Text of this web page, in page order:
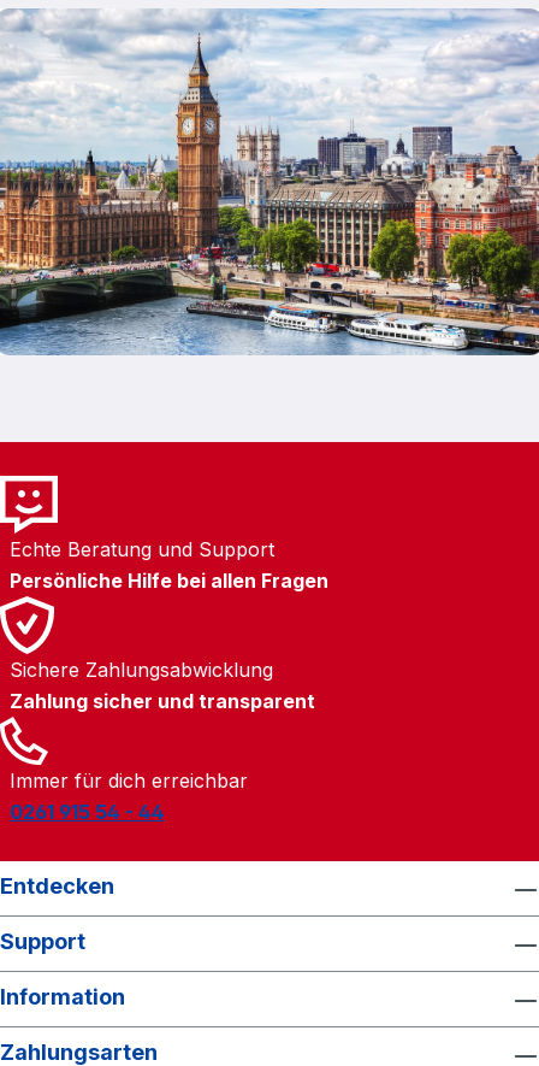
London Eye über Madame Tussauds bis zum
Tower of London. So gestaltest du dein
persönliches London-Programm ganz
individuell. Mit der enthaltenen Tastecard
profitierst du zusätzlich von attraktiven
Rabatten in Restaurants, Cafés und
Freizeitangeboten – ein echter Mehrwert
während deines Aufenthalts. Produktvorteile /
Kombinationen Perfekt kombinierbar mit: Oyster
Card oder Travelcard Abendliche Themse-
Rundfahrt Besuch von South Bank &
Westminster Tagesplanung nach Stadtteilen
Individuelle Auswahl der Sehenswürdigkeiten
Echte Beratung und Support
Persönliche Hilfe bei allen Fragen
Sichere Zahlungsabwicklung
Zahlung sicher und transparent
Immer für dich erreichbar
0261 915 54 - 44
Entdecken
Support
Information
Zahlungsarten